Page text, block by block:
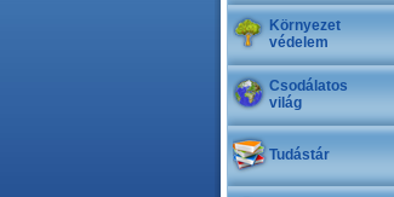
Környezet
védelem
Csodálatos
világ
Tudástár